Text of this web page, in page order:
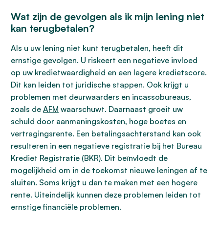
Wat zijn de gevolgen als ik mijn lening niet
kan terugbetalen?
Als u uw lening niet kunt terugbetalen, heeft dit
ernstige gevolgen. U riskeert een negatieve invloed
op uw kredietwaardigheid en een lagere kredietscore.
Dit kan leiden tot juridische stappen. Ook krijgt u
problemen met deurwaarders en incassobureaus,
zoals de AFM waarschuwt. Daarnaast groeit uw
schuld door aanmaningskosten, hoge boetes en
vertragingsrente. Een betalingsachterstand kan ook
resulteren in een negatieve registratie bij het Bureau
Krediet Registratie (BKR). Dit beïnvloedt de
mogelijkheid om in de toekomst nieuwe leningen af te
sluiten. Soms krijgt u dan te maken met een hogere
rente. Uiteindelijk kunnen deze problemen leiden tot
ernstige financiële problemen.